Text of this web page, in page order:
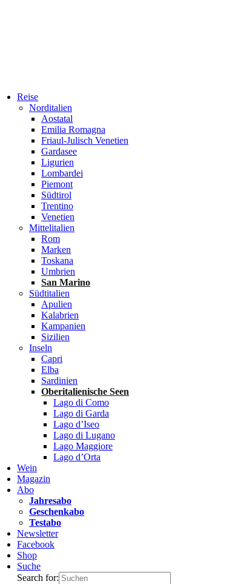
Reise
Norditalien
Aostatal
Emilia Romagna
Friaul-Julisch Venetien
Gardasee
Ligurien
Lombardei
Piemont
Südtirol
Trentino
Venetien
Mittelitalien
Rom
Marken
Toskana
Umbrien
San Marino
Südtitalien
Apulien
Kalabrien
Kampanien
Sizilien
Inseln
Capri
Elba
Sardinien
Oberitalienische Seen
Lago di Como
Lago di Garda
Lago d’Iseo
Lago di Lugano
Lago Maggiore
Lago d’Orta
Wein
Magazin
Abo
Jahresabo
Geschenkabo
Testabo
Newsletter
Facebook
Shop
Suche
Search for: